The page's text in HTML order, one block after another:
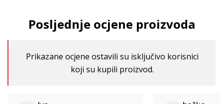
Posljednje ocjene proizvoda
Prikazane ocjene ostavili su isključivo korisnici
koji su kupili proizvod.